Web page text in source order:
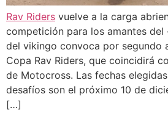
Rav Riders vuelve a la carga
competición para los amantes del
del vikingo convoca por segundo
Copa Rav Riders, que coincidirá
de Motocross. Las fechas
desafíos son el próximo 10 de
[…]